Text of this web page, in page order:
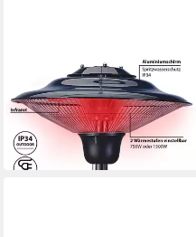
Heizstrahler
119,95 €
in 4-5 Werktagen bei dir